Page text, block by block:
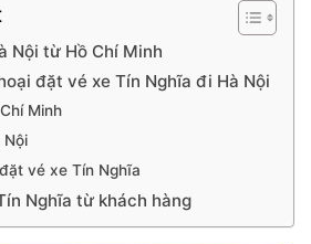
Nội từ Hồ Chí Minh
đặt vé xe Tín Nghĩa đi Hà Nội
Minh
vé xe Tín Nghĩa
Nghĩa từ khách hàng